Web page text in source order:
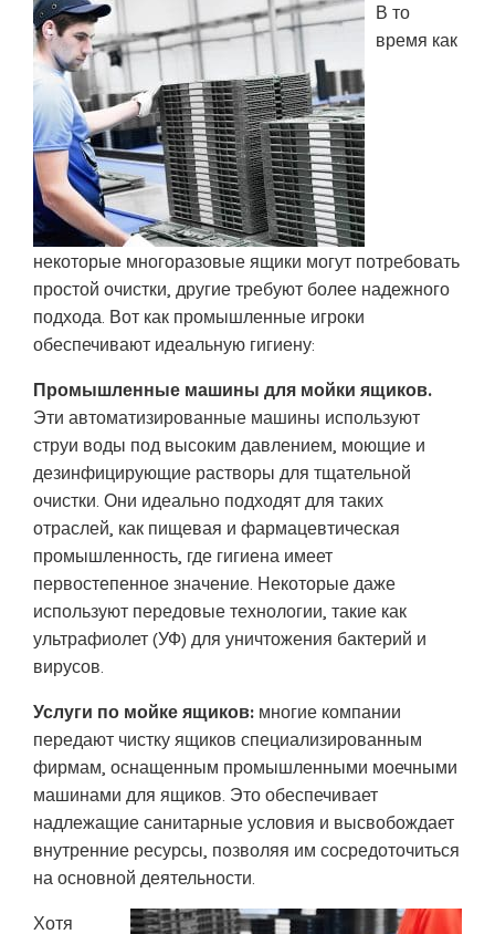
В то
время как
некоторые многоразовые ящики могут потребовать
простой очистки, другие требуют более надежного
подхода. Вот как промышленные игроки
обеспечивают идеальную гигиену:
Промышленные машины для мойки ящиков.
Эти автоматизированные машины используют
струи воды под высоким давлением, моющие и
дезинфицирующие растворы для тщательной
очистки. Они идеально подходят для таких
отраслей, как пищевая и фармацевтическая
промышленность, где гигиена имеет
первостепенное значение. Некоторые даже
используют передовые технологии, такие как
ультрафиолет (УФ) для уничтожения бактерий и
вирусов.
Услуги по мойке ящиков: многие компании
передают чистку ящиков специализированным
фирмам, оснащенным промышленными моечными
машинами для ящиков. Это обеспечивает
надлежащие санитарные условия и высвобождает
внутренние ресурсы, позволяя им сосредоточиться
на основной деятельности.
Хотя